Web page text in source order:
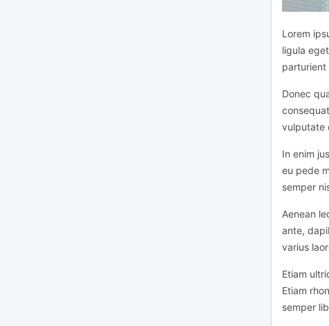
Lorem
ligula
parturient
Donec
vulputate
In enim
eu pede
semper
Aenean
ante,
varius
Etiam
Etiam
semper